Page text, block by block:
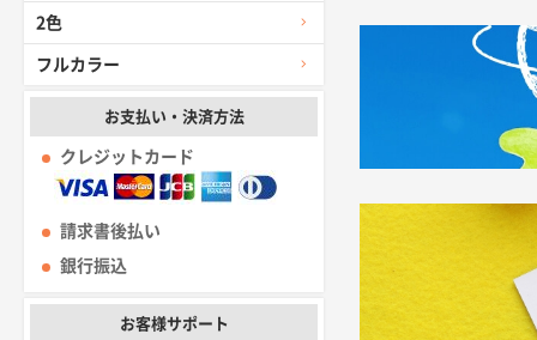
2色
フルカラー
お支払い・決済方法
クレジットカード
請求書後払い
銀行振込
お客様サポート